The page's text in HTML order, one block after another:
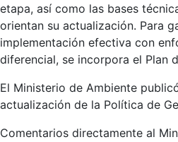
etapa, así como las bases
orientan su actualización. Para
implementación efectiva con
diferencial, se incorpora el Plan
El Ministerio de Ambiente
actualización de la Política de
Comentarios directamente al